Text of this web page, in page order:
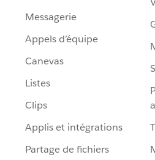
Messagerie
Appels d’équipe
Canevas
Listes
Clips
Applis et intégrations
Partage de fichiers